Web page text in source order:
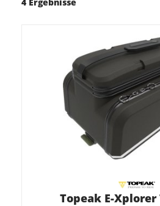
Topeak E-